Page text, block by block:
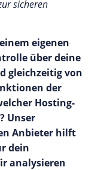
sicheren
eigenen
über deine
gleichzeitig von
der
Hosting-
Unser
Anbieter hilft
dein
analysieren